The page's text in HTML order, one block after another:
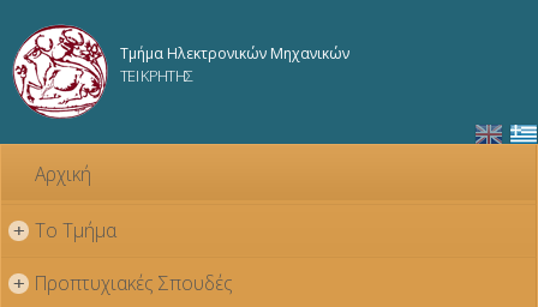
κυρίως
Τμήμα Ηλεκτρονικών Μηχανικών
ΤΕΙ ΚΡΗΤΗΣ
Αρχική
+ Το Τμήμα
+ Προπτυχιακές Σπουδές